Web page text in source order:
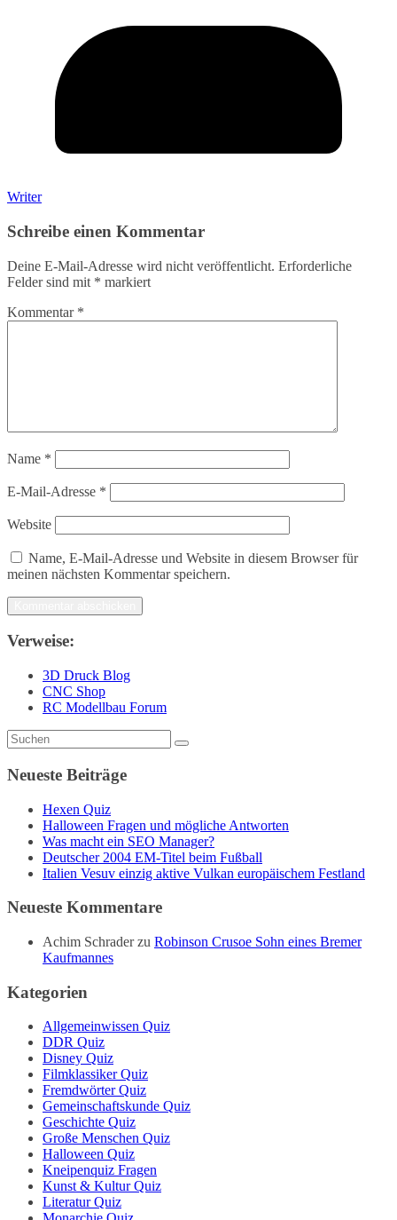
Writer
Schreibe einen Kommentar
Deine E-Mail-Adresse wird nicht veröffentlicht. Erforderliche
Felder sind mit * markiert
Kommentar *
Name *
E-Mail-Adresse *
Website
Name, E-Mail-Adresse und Website in diesem Browser für
meinen nächsten Kommentar speichern.
Verweise:
3D Druck Blog
CNC Shop
RC Modellbau Forum
Neueste Beiträge
Hexen Quiz
Halloween Fragen und mögliche Antworten
Was macht ein SEO Manager?
Deutscher 2004 EM-Titel beim Fußball
Italien Vesuv einzig aktive Vulkan europäischem Festland
Neueste Kommentare
Achim Schraderzu Robinson Crusoe Sohn eines Bremer
Kaufmannes
Kategorien
Allgemeinwissen Quiz
DDR Quiz
Disney Quiz
Filmklassiker Quiz
Fremdwörter Quiz
Gemeinschaftskunde Quiz
Geschichte Quiz
Große Menschen Quiz
Halloween Quiz
Kneipenquiz Fragen
Kunst & Kultur Quiz
Literatur Quiz